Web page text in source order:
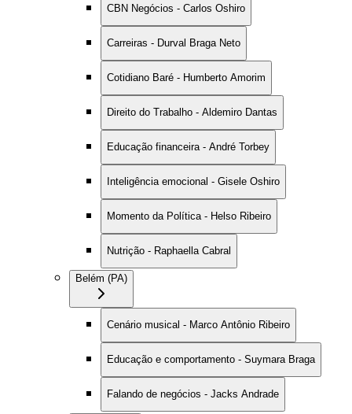
CBN Negócios - Carlos Oshiro
Carreiras - Durval Braga Neto
Cotidiano Baré - Humberto Amorim
Direito do Trabalho - Aldemiro Dantas
Educação financeira - André Torbey
Inteligência emocional - Gisele Oshiro
Momento da Política - Helso Ribeiro
Nutrição - Raphaella Cabral
Belém (PA)
Cenário musical - Marco Antônio Ribeiro
Educação e comportamento - Suymara Braga
Falando de negócios - Jacks Andrade